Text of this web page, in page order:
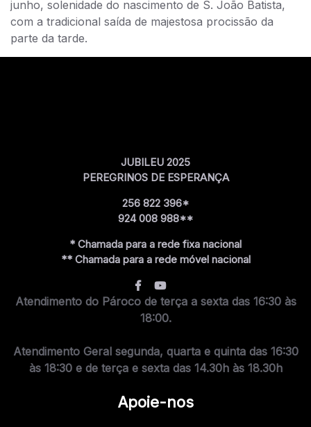
junho, solenidade do nascimento de S. João Batista,
com a tradicional saída de majestosa procissão da
parte da tarde.
JUBILEU 2025
PEREGRINOS DE ESPERANÇA
256 822 396*
924 008 988**
* Chamada para a rede fixa nacional
** Chamada para a rede móvel nacional
Atendimento do Pároco de terça a sexta das 16:30 às
18:00.
Atendimento Geral segunda, quarta e quinta das 16:30
às 18:30 e de terça e sexta das 14.30h às 18.30h
Apoie-nos